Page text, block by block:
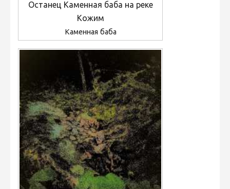
Останец Каменная баба на реке
Кожим
Каменная баба